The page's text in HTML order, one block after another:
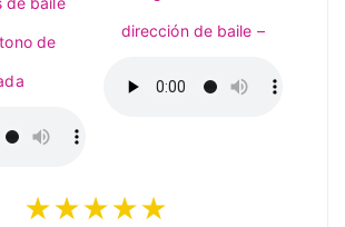
de
dirección de baile –
★★★★★